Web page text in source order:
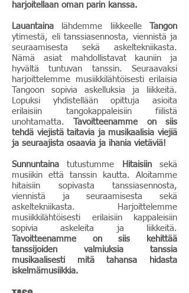
harjoitellaan oman parin kanssa.
Lauantaina lähdemme liikkeelle
Tangon
ytimestä, eli tanssiasennosta, viennistä ja
seuraamisesta sekä askeltekniikasta.
Nämä asiat mahdollistavat kauniin ja
hyvältä tuntuvan tanssin. Seuraavaksi
harjoittelemme musiikkilähtöisesti erilaisia
Tangoon sopivia askelluksia ja liikkeitä.
Lopuksi yhdistellään opittuja asioita
erilaisiin tangokappaleisiin fiilistä
unohtamatta.
Tavoitteenamme on siis
tehdä viejistä taitavia ja musikaalisia viejiä
ja seuraajista osaavia ja ihania vietäviä!
Sunnuntaina tutustumme Hitaisiinsekä
musiikin että tanssin kautta. Aloitamme
hitaisiin sopivasta tanssiasennosta,
viennistä ja seuraamisesta sekä
askeltekniikasta. Harjoittelemme
musiikkilähtöisesti erilaisiin kappaleisiin
sopivia askeleita ja liikkeitä.
Tavoitteenamme on siis kehittää
tanssijoiden valmiuksia tanssia
musikaalisesti mitä tahansa hidasta
iskelmämusiikkia.